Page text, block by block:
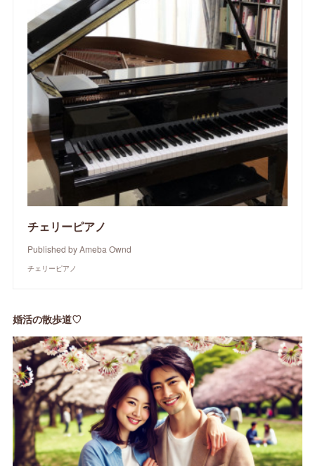
チェリーピアノ
Published by Ameba Ownd
チェリーピアノ
婚活の散歩道♡